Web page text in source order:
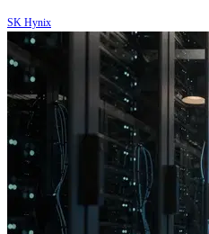
SK Hynix